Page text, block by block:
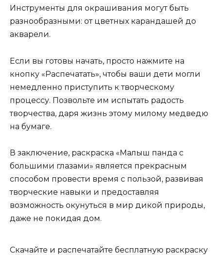
Инструменты для окрашивания могут быть
разнообразными: от цветных карандашей до
акварели.
Если вы готовы начать, просто нажмите на
кнопку «Распечатать», чтобы ваши дети могли
немедленно приступить к творческому
процессу. Позвольте им испытать радость
творчества, даря жизнь этому милому медведю
на бумаге.
В заключение, раскраска «Малыш панда с
большими глазами» является прекрасным
способом провести время с пользой, развивая
творческие навыки и предоставляя
возможность окунуться в мир дикой природы,
даже не покидая дом.
Скачайте и распечатайте бесплатную раскраску